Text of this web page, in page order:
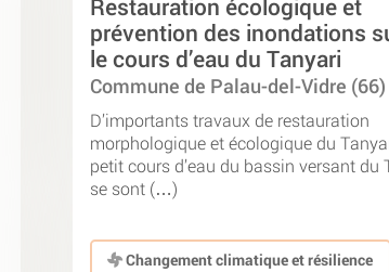
Restauration écologique et
prévention des inondations
le cours d’eau du Tanyari
Commune de Palau-del-Vidre (66)
D’importants travaux de restauration
morphologique et écologique du
petit cours d’eau du bassin versant du
se sont (…)
Changement climatique et résilience